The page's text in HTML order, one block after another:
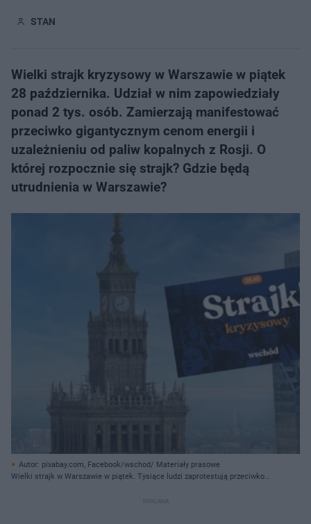
STAN
Wielki strajk kryzysowy w Warszawie w piątek
28 października. Udział w nim zapowiedziały
ponad 2 tys. osób. Zamierzają manifestować
przeciwko gigantycznym cenom energii i
uzależnieniu od paliw kopalnych z Rosji. O
której rozpocznie się strajk? Gdzie będą
utrudnienia w Warszawie?
Autor: pixabay.com, Facebook/wschod/ Materiały prasowe
Wielki strajk w Warszawie w piątek. Tysiące ludzi zaprotestują przeciwko